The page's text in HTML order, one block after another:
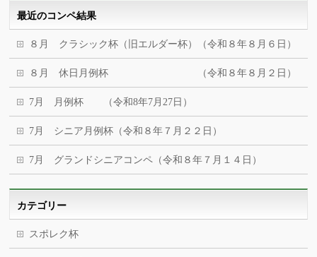
最近のコンペ結果
８月 クラシック杯（旧エルダー杯）（令和８年８月６日）
８月 休日月例杯 （令和８年８月２日）
7月 月例杯 （令和8年7月27日）
7月 シニア月例杯（令和８年７月２２日）
7月 グランドシニアコンペ（令和８年７月１４日）
カテゴリー
スポレク杯